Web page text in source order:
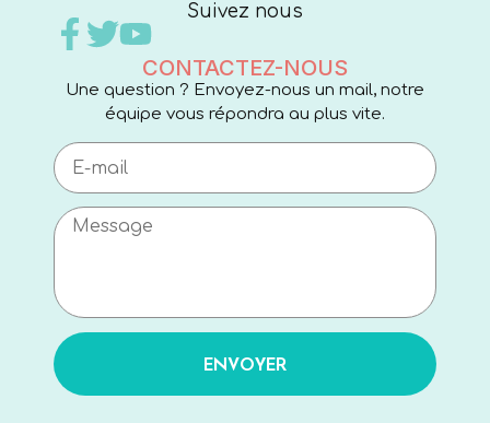
Suivez nous
CONTACTEZ-NOUS
Une question ? Envoyez-nous un mail, notre
équipe vous répondra au plus vite.
ENVOYER